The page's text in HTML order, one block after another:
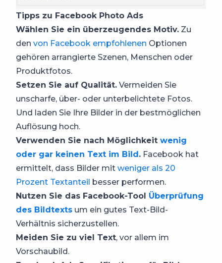
Tipps zu Facebook Photo Ads
Wählen Sie ein überzeugendes Motiv. Zu
den von Facebook empfohlenen Optionen
gehören arrangierte Szenen, Menschen oder
Produktfotos.
Setzen Sie auf Qualität. Vermeiden Sie
unscharfe, über- oder unterbelichtete Fotos.
Und laden Sie Ihre Bilder in der bestmöglichen
Auflösung hoch.
Verwenden Sie nach Möglichkeit wenig
oder gar keinen Text im Bild. Facebook hat
ermittelt, dass Bilder mit weniger als 20
Prozent Textanteil besser performen.
Nutzen Sie das Facebook-Tool Überprüfung
des Bildtexts um ein gutes Text-Bild-
Verhältnis sicherzustellen.
Meiden Sie zu viel Text, vor allem im
Vorschaubild.